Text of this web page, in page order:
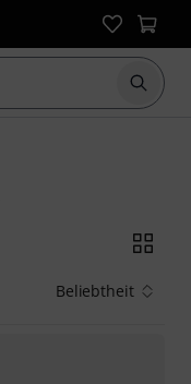
Suche
Beliebtheit